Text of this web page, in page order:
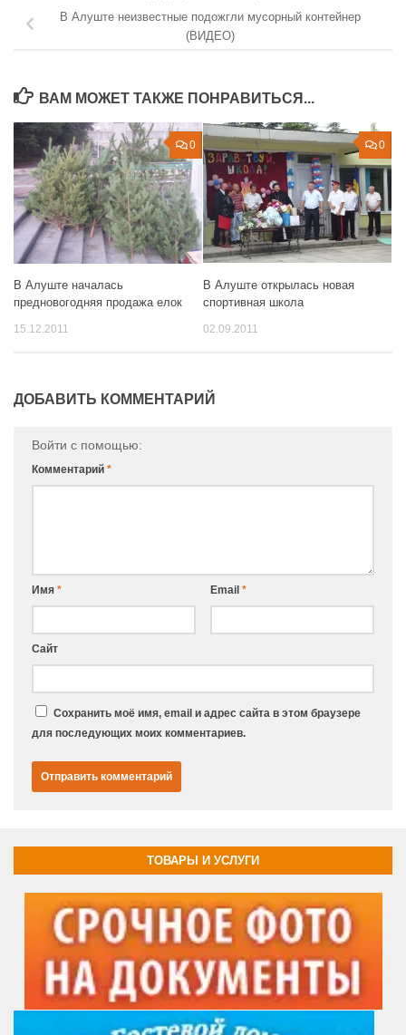
В Алуште неизвестные подожгли мусорный контейнер
(ВИДЕО)
ВАМ МОЖЕТ ТАКЖЕ ПОНРАВИТЬСЯ...
0
В Алуште началась
предновогодняя продажа елок
15.12.2011
0
В Алуште открылась новая
спортивная школа
02.09.2011
ДОБАВИТЬ КОММЕНТАРИЙ
Войти с помощью:
Комментарий *
Имя * Email *
Сайт
Сохранить моё имя, email и адрес сайта в этом браузере
для последующих моих комментариев.
ТОВАРЫ И УСЛУГИ